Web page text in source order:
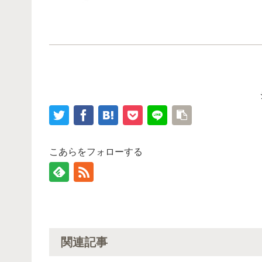
こあらをフォローする
関連記事